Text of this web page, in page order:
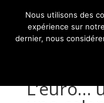
L’euro…
Nous utilisons des
expérience sur
dernier, nous